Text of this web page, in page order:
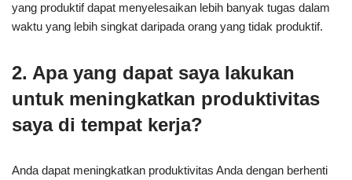
yang produktif dapat menyelesaikan lebih banyak tugas dalam
waktu yang lebih singkat daripada orang yang tidak produktif.
2. Apa yang dapat saya lakukan
untuk meningkatkan produktivitas
saya di tempat kerja?
Anda dapat meningkatkan produktivitas Anda dengan berhenti